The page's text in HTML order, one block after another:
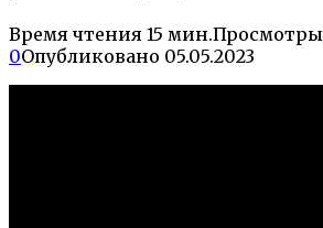
Время чтения 15 мин.Просмотры
0Опубликовано 05.05.2023